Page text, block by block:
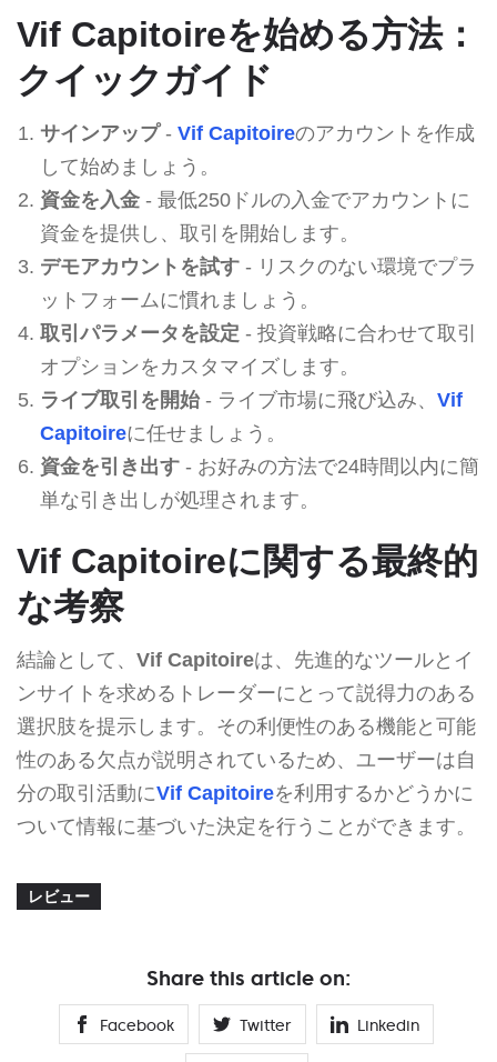
Vif Capitoireを始める方法：
クイックガイド
サインアップ- Vif Capitoireのアカウントを作成
して始めましょう。
資金を入金- 最低250ドルの入金でアカウントに
資金を提供し、取引を開始します。
デモアカウントを試す- リスクのない環境でプラ
ットフォームに慣れましょう。
取引パラメータを設定 - 投資戦略に合わせて取引
オプションをカスタマイズします。
ライブ取引を開始- ライブ市場に飛び込み、 Vif
Capitoireに任せましょう。
資金を引き出す- お好みの方法で24時間以内に簡
単な引き出しが処理されます。
Vif Capitoireに関する最終的
な考察
結論として、 Vif Capitoireは、先進的なツールとイ
ンサイトを求めるトレーダーにとって説得力のある
選択肢を提示します。その利便性のある機能と可能
性のある欠点が説明されているため、ユーザーは自
分の取引活動にVif Capitoireを利用するかどうかに
ついて情報に基づいた決定を行うことができます。
レビュー
Share this article on:
Facebook Twitter Linkedin